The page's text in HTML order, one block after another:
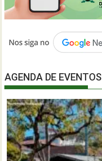
AGENDA DE EVENTOS